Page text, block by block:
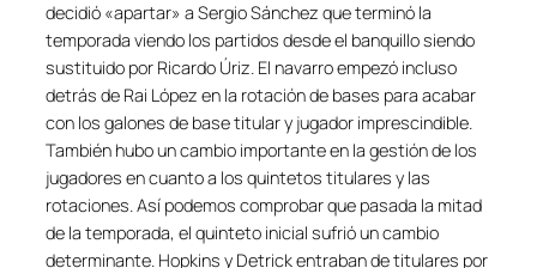
decidió «apartar» a Sergio Sánchez que terminó la
temporada viendo los partidos desde el banquillo siendo
sustituido por Ricardo Úriz. El navarro empezó incluso
detrás de Rai López en la rotación de bases para acabar
con los galones de base titular y jugador imprescindible.
También hubo un cambio importante en la gestión de los
jugadores en cuanto a los quintetos titulares y las
rotaciones. Así podemos comprobar que pasada la mitad
de la temporada, el quinteto inicial sufrió un cambio
determinante. Hopkins y Detrick entraban de titulares por